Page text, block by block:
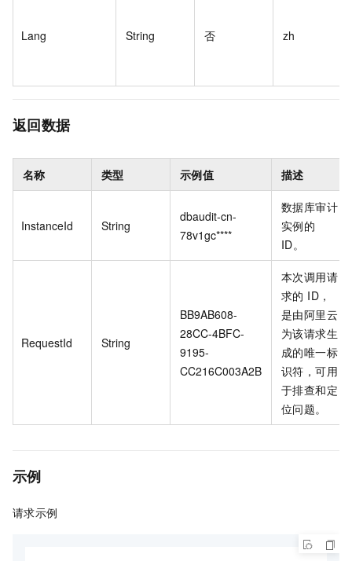
Lang String 否 zh
返回数据
名称 类型 示例值 描述
InstanceId String
dbaudit-cn-
78v1gc****
数据库审计
实例的
ID。
RequestId String
BB9AB608-
28CC-4BFC-
9195-
CC216C003A2B
本次调用请
求的 ID，
是由阿里云
为该请求生
成的唯一标
识符，可用
于排查和定
位问题。
示例
请求示例